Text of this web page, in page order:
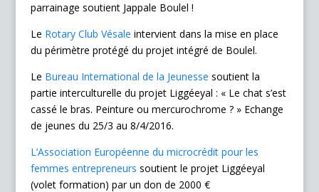
parrainage soutient Jappale Boulel !
Le Rotary Club Vésale intervient dans la mise en place
du périmètre protégé du projet intégré de Boulel.
Le Bureau International de la Jeunesse soutient la
partie interculturelle du projet Liggéeyal : « Le chat s’est
cassé le bras. Peinture ou mercurochrome ? » Echange
de jeunes du 25/3 au 8/4/2016.
L’Association Européenne du microcrédit pour les
femmes entrepreneurs soutient le projet Liggéeyal
(volet formation) par un don de 2000 €